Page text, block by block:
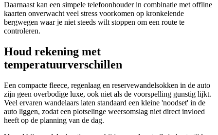
Daarnaast kan een simpele telefoonhouder in combinatie met offline
kaarten onverwacht veel stress voorkomen op kronkelende
bergwegen waar je niet steeds wilt stoppen om een route te
controleren.
Houd rekening met
temperatuurverschillen
Een compacte fleece, regenlaag en reservewandelsokken in de auto
zijn geen overbodige luxe, ook niet als de voorspelling gunstig lijkt.
Veel ervaren wandelaars laten standaard een kleine 'noodset' in de
auto liggen, zodat een plotselinge weersomslag niet direct invloed
heeft op de planning van de dag.